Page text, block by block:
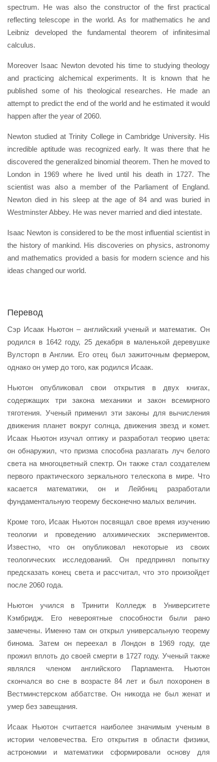
spectrum. He was also the constructor of the first practical
reflecting telescope in the world. As for mathematics he and
Leibniz developed the fundamental theorem of infinitesimal
calculus.
Moreover Isaac Newton devoted his time to studying theology
and practicing alchemical experiments. It is known that he
published some of his theological researches. He made an
attempt to predict the end of the world and he estimated it would
happen after the year of 2060.
Newton studied at Trinity College in Cambridge University. His
incredible aptitude was recognized early. It was there that he
discovered the generalized binomial theorem. Then he moved to
London in 1969 where he lived until his death in 1727. The
scientist was also a member of the Parliament of England.
Newton died in his sleep at the age of 84 and was buried in
Westminster Abbey. He was never married and died intestate.
Isaac Newton is considered to be the most influential scientist in
the history of mankind. His discoveries on physics, astronomy
and mathematics provided a basis for modern science and his
ideas changed our world.
Перевод
Сэр Исаак Ньютон – английский ученый и математик. Он
родился в 1642 году, 25 декабря в маленькой деревушке
Вулсторп в Англии. Его отец был зажиточным фермером,
однако он умер до того, как родился Исаак.
Ньютон опубликовал свои открытия в двух книгах,
содержащих три закона механики и закон всемирного
тяготения. Ученый применил эти законы для вычисления
движения планет вокруг солнца, движения звезд и комет.
Исаак Ньютон изучал оптику и разработал теорию цвета:
он обнаружил, что призма способна разлагать луч белого
света на многоцветный спектр. Он также стал создателем
первого практического зеркального телескопа в мире. Что
касается математики, он и Лейбниц разработали
фундаментальную теорему бесконечно малых величин.
Кроме того, Исаак Ньютон посвящал свое время изучению
теологии и проведению алхимических экспериментов.
Известно, что он опубликовал некоторые из своих
теологических исследований. Он предпринял попытку
предсказать конец света и рассчитал, что это произойдет
после 2060 года.
Ньютон учился в Тринити Колледж в Университете
Кэмбридж. Его невероятные способности были рано
замечены. Именно там он открыл универсальную теорему
бинома. Затем он переехал в Лондон в 1969 году, где
прожил вплоть до своей смерти в 1727 году. Ученый также
являлся членом английского Парламента. Ньютон
скончался во сне в возрасте 84 лет и был похоронен в
Вестминстерском аббатстве. Он никогда не был женат и
умер без завещания.
Исаак Ньютон считается наиболее значимым ученым в
истории человечества. Его открытия в области физики,
астрономии и математики сформировали основу для